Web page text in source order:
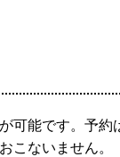
可能です。予
こないません。